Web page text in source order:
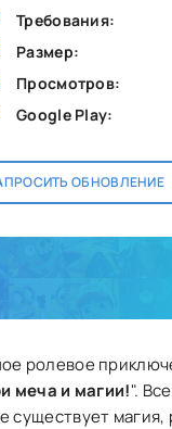
Требования:
Размер:
Просмотров:
Google Play:
ОБНОВЛЕНИЕ
ролевое
меча и магии!".
существует